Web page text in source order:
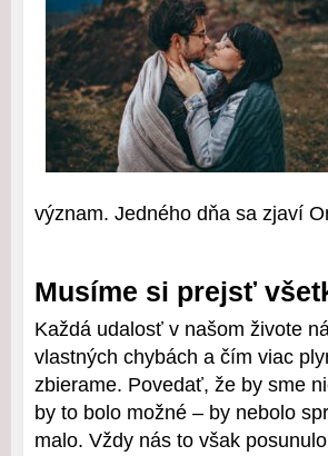
význam. Jedného dňa sa zjaví
Musíme si prejsť
Každá udalosť v našom živote
vlastných chybách a čím viac
zbierame. Povedať, že by sme
by to bolo možné – by nebolo
malo. Vždy nás to však